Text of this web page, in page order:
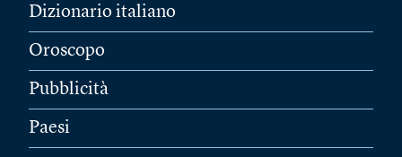
Dizionario italiano
Oroscopo
Pubblicità
Paesi